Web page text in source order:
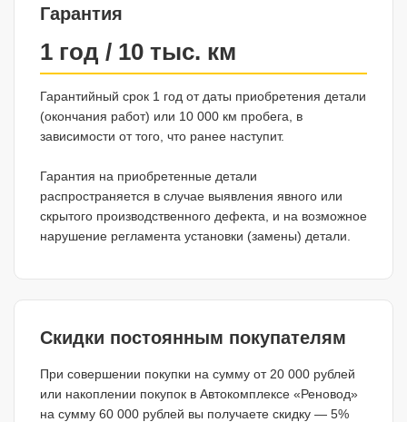
Гарантия
1 год / 10 тыс. км
Гарантийный срок 1 год от даты приобретения детали
(окончания работ) или 10 000 км пробега, в
зависимости от того, что ранее наступит.
Гарантия на приобретенные детали
распространяется в случае выявления явного или
скрытого производственного дефекта, и на возможное
нарушение регламента установки (замены) детали.
Скидки постоянным покупателям
При совершении покупки на сумму от 20 000 рублей
или накоплении покупок в Автокомплексе «Реновод»
на сумму 60 000 рублей вы получаете скидку — 5%